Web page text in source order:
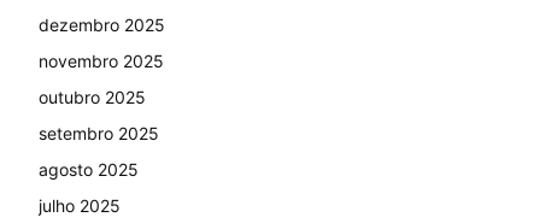
dezembro 2025
novembro 2025
outubro 2025
setembro 2025
agosto 2025
julho 2025